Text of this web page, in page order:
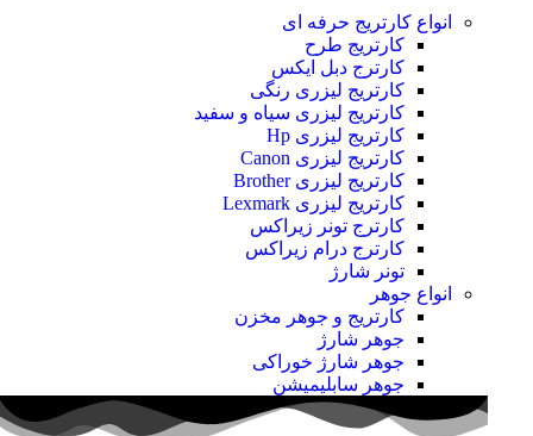
انواع کارتریج حرفه ای
کارتریج طرح
کارترج دبل ایکس
کارتریج لیزری رنگی
کارتریج لیزری سیاه و سفید
کارتریج لیزری Hp
کارتریج لیزری Canon
کارتریج لیزری Brother
کارتریج لیزری Lexmark
کارترج تونر زیراکس
کارترج درام زیراکس
تونر شارژ
انواع جوهر
کارتریج و جوهر مخزن
جوهر شارژ
جوهر شارژ خوراکی
جوهر سابلیمیشن